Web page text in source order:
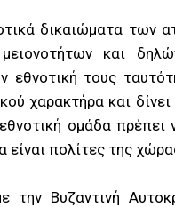
δικαιώματα των
και
εθνοτική τους
χαρακτήρα και
ομάδα πρέπει
πολίτες της
την Βυζαντινή